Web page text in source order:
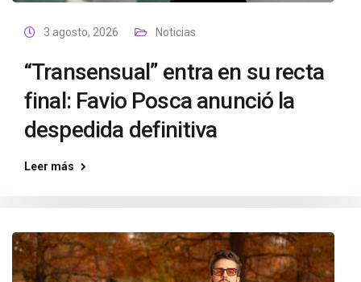
3 agosto, 2026 Noticias
“Transensual” entra en su recta
final: Favio Posca anunció la
despedida definitiva
Leer más